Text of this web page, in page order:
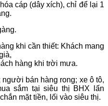
cáp (dây xích), chỉ để lại 1
khi cần thiết: Khách mang
hàng khi trời mưa.
bán hàng rong; xe ô tô,
sắm tại siêu thị BHX lấn
mặt tiền, lối vào siêu thị.